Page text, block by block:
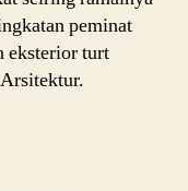
peminat
eksterior turt